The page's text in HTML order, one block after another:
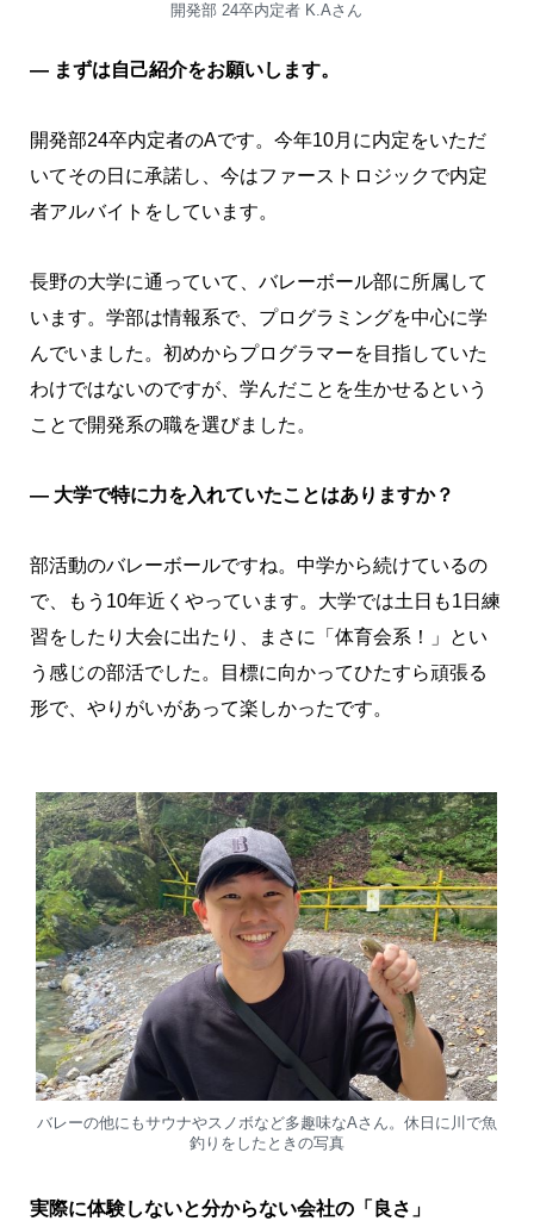
開発部 24卒内定者 K.Aさん
― まずは自己紹介をお願いします。
開発部24卒内定者のAです。今年10月に内定をいただ
いてその日に承諾し、今はファーストロジックで内定
者アルバイトをしています。
長野の大学に通っていて、バレーボール部に所属して
います。学部は情報系で、プログラミングを中心に学
んでいました。初めからプログラマーを目指していた
わけではないのですが、学んだことを生かせるという
ことで開発系の職を選びました。
― 大学で特に力を入れていたことはありますか？
部活動のバレーボールですね。中学から続けているの
で、もう10年近くやっています。大学では土日も1日練
習をしたり大会に出たり、まさに「体育会系！」とい
う感じの部活でした。目標に向かってひたすら頑張る
形で、やりがいがあって楽しかったです。
バレーの他にもサウナやスノボなど多趣味なAさん。休日に川で魚
釣りをしたときの写真
実際に体験しないと分からない会社の「良さ」